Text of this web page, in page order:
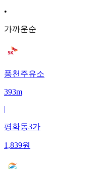
•
가까운순
풍천주유소
393m
|
평화동3가
1,839원